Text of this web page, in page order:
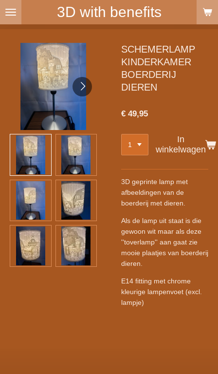
Ga
hoofdinhoud
3D with benefits
SCHEMERLAMP
KINDERKAMER
BOERDERIJ
DIEREN
€ 49,95
In
winkelwagen
3D geprinte lamp met
afbeeldingen van de
boerderij met dieren.
Als de lamp uit staat is die
gewoon wit maar als deze
''toverlamp'' aan gaat zie
mooie plaatjes van boerderij
dieren.
E14 fitting met chrome
kleurige lampenvoet (excl.
lampje)